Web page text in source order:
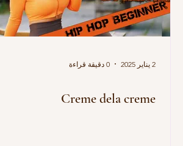
2 يناير 2025 0 دقيقة قراءة
Creme dela creme